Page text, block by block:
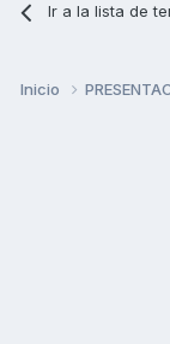
Ir a la lista de
Inicio